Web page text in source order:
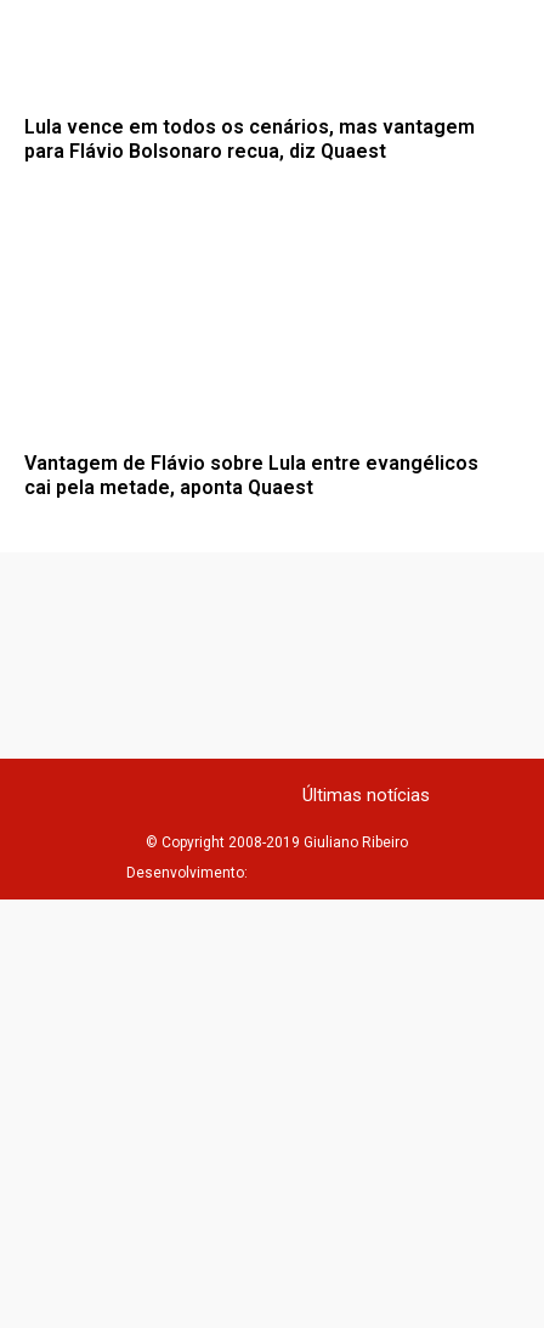
Lula vence em todos os cenários, mas vantagem
para Flávio Bolsonaro recua, diz Quaest
Vantagem de Flávio sobre Lula entre evangélicos
cai pela metade, aponta Quaest
Últimas notícias
© Copyright 2008-2019 Giuliano Ribeiro
Desenvolvimento: